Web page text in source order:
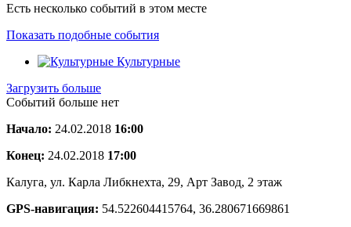
Есть несколько событий в этом месте
Показать подобные события
Культурные
Загрузить больше
Событий больше нет
Начало: 24.02.2018 16:00
Конец: 24.02.2018 17:00
Калуга, ул. Карла Либкнехта, 29, Арт Завод, 2 этаж
GPS-навигация: 54.522604415764, 36.280671669861